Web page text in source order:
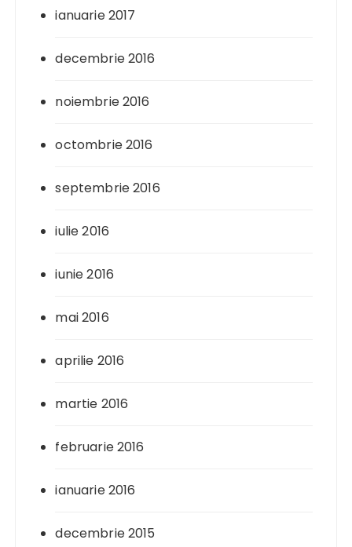
ianuarie 2017
decembrie 2016
noiembrie 2016
octombrie 2016
septembrie 2016
iulie 2016
iunie 2016
mai 2016
aprilie 2016
martie 2016
februarie 2016
ianuarie 2016
decembrie 2015